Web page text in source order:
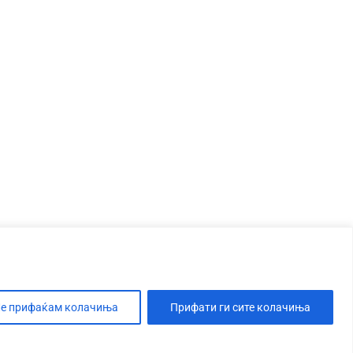
прифаќам колачиња Прифати ги сите колачиња